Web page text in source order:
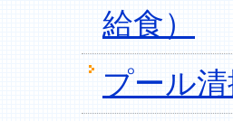
給食）
プール